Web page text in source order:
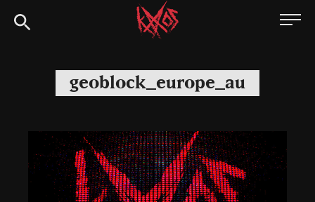
Siirry
suoraan
Kaaoszine
geoblock_europe_au